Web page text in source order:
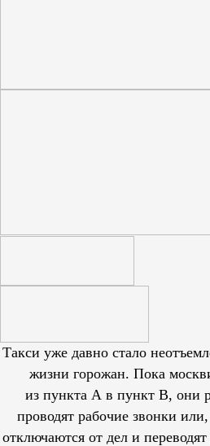
Такси уже давно стало
жизни горожан. Пока
из пункта А в пункт В, они
проводят рабочие звонки
отключаются от дел и